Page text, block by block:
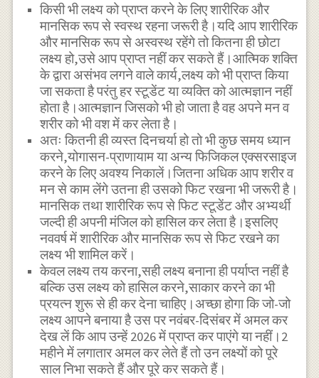
किसी भी लक्ष्य को प्राप्त करने के लिए शारीरिक और
मानसिक रूप से स्वस्थ रहना जरूरी है।यदि आप शारीरिक
और मानसिक रूप से अस्वस्थ रहेंगे तो कितना ही छोटा
लक्ष्य हो,उसे आप प्राप्त नहीं कर सकते हैं।आत्मिक शक्ति
के द्वारा असंभव लगने वाले कार्य,लक्ष्य को भी प्राप्त किया
जा सकता है परंतु हर स्टूडेंट या व्यक्ति को आत्मज्ञान नहीं
होता है।आत्मज्ञान जिसको भी हो जाता है वह अपने मन व
शरीर को भी वश में कर लेता है।
अतः कितनी ही व्यस्त दिनचर्या हो तो भी कुछ समय ध्यान
करने,योगासन-प्राणायाम या अन्य फिजिकल एक्सरसाइज
करने के लिए अवश्य निकालें।जितना अधिक आप शरीर व
मन से काम लेंगे उतना ही उसको फिट रखना भी जरूरी है।
मानसिक तथा शारीरिक रूप से फिट स्टूडेंट और अभ्यर्थी
जल्दी ही अपनी मंजिल को हासिल कर लेता है।इसलिए
नववर्ष में शारीरिक और मानसिक रूप से फिट रखने का
लक्ष्य भी शामिल करें।
केवल लक्ष्य तय करना,सही लक्ष्य बनाना ही पर्याप्त नहीं है
बल्कि उस लक्ष्य को हासिल करने,साकार करने का भी
प्रयत्न शुरू से ही कर देना चाहिए।अच्छा होगा कि जो-जो
लक्ष्य आपने बनाया है उस पर नवंबर-दिसंबर में अमल कर
देख लें कि आप उन्हें 2026 में प्राप्त कर पाएंगे या नहीं।2
महीने में लगातार अमल कर लेते हैं तो उन लक्ष्यों को पूरे
साल निभा सकते हैं और पूरे कर सकते हैं।